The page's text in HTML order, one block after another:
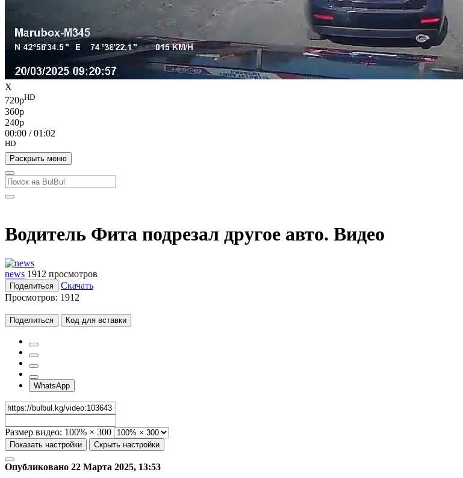
X
720pHD
360p
240p
00:00 /01:02
HD
Раскрыть меню
Водитель Фита подрезал другое авто. Видео
news 1912 просмотров
Поделиться
Скачать
Просмотров: 1912
Поделиться Код для вставки
WhatsApp
Размер видео: 100% × 300
Показать настройки Скрыть настройки
Опубликовано 22 Марта 2025, 13:53